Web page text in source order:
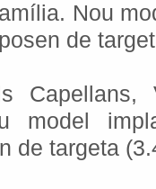
Nou
de
Capellans,
model
de targeta